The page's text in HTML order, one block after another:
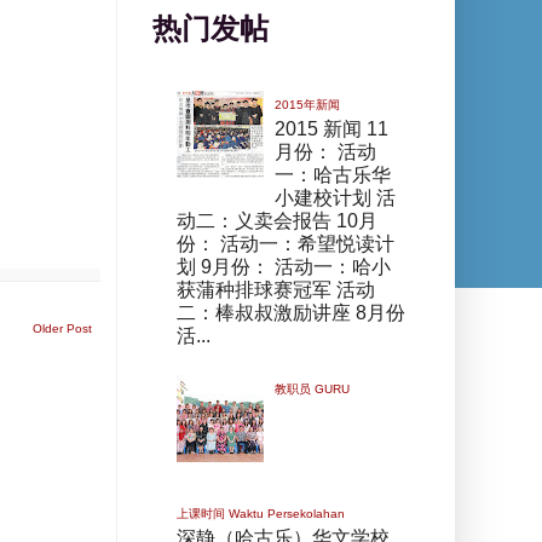
Older Post
热门发帖
2015年新闻
2015 新闻 11
月份： 活动
一：哈古乐华
小建校计划 活
动二：义卖会报告 10月
份： 活动一：希望悦读计
划 9月份： 活动一：哈小
获蒲种排球赛冠军 活动
二：棒叔叔激励讲座 8月份
活...
教职员 GURU
上课时间 Waktu Persekolahan